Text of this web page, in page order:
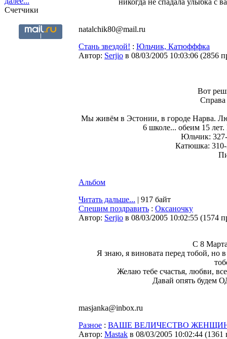
Счетчики
никогда не спадала улыбка с
natalchik80@mail.ru
Стань звездой! : Юльчик, Катюфффка
Автор: Serjio в 08/03/2005 10:03:06 (2856
Вот
Мы живём в Эстонии, в городе Нарва.
6 школе... обеим 15 лет.
Юльчик:
Катюшка: 310-
Альбом
Читать дальше... | 917 байт
Спешим поздравить : Оксаночку
Автор: Serjio в 08/03/2005 10:02:55 (1574
C 8
Я знаю, я виновата перед тобой, но
Желаю тебе счастья, любви,
Давай опять
masjanka@inbox.ru
Разное : ВАШЕ ВЕЛИЧЕСТВО
Автор: Мastak в 08/03/2005 10:02:44 (1361